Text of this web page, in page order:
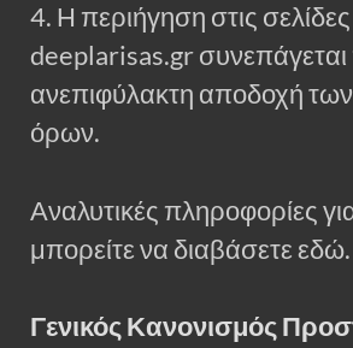
4. Η περιήγηση στις
deeplarisas.gr συνεπάγεται
ανεπιφύλακτη αποδοχή
όρων.
Αναλυτικές πληροφορίες
μπορείτε να διαβάσετε εδώ.
Γενικός Κανονισμός